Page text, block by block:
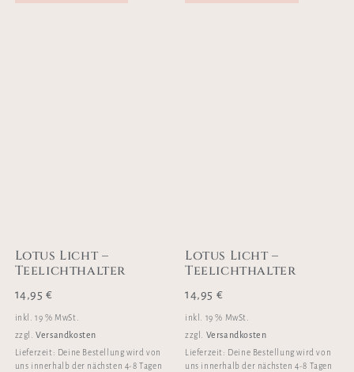
Lotus Licht –
Teelichthalter
14,95€
inkl. 19 % MwSt.
zzgl.Versandkosten
Lieferzeit: Deine Bestellung wird von
uns innerhalb der nächsten 4-8 Tagen
Lotus Licht –
Teelichthalter
14,95 €
inkl. 19 % MwSt.
zzgl. Versandkosten
Lieferzeit: Deine Bestellung wird von
uns innerhalb der nächsten 4-8 Tagen